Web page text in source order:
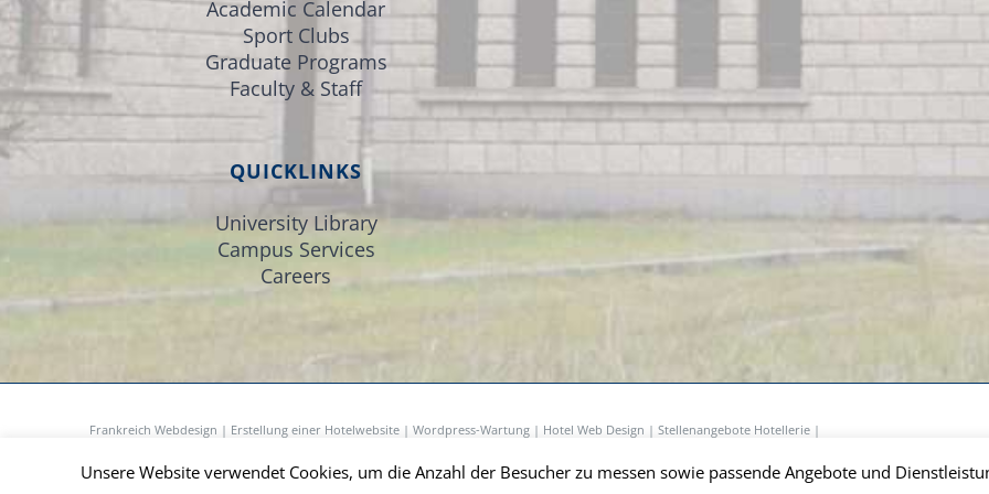
Academic Calendar
Sport Clubs
Graduate Programs
Faculty & Staff
QUICKLINKS
University Library
Campus Services
Careers
Frankreich Webdesign | Erstellung einer Hotelwebsite |Wordpress-Wartung | Hotel Web Design |Stellenangebote Hotellerie |
Unsere Website verwendet Cookies, um die Anzahl der Besucher zu messen sowie passende Angebote und